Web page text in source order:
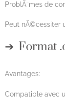
ProblÃ¨mes de
Peut nÃ©cessiter
Format
Avantages:
Compatible avec